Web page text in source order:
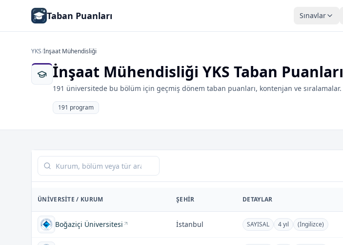
Taban Puanları Sınavlar
YKS/İnşaat Mühendisliği
İnşaat Mühendisliği YKS Taban Puanları
191 üniversitede bu bölüm için geçmiş dönem taban puanları, kontenjan ve sıralamalar.
191 program
Tabloda ara
ÜNIVERSITE / KURUM ŞEHIR DETAYLAR
Boğaziçi Üniversitesi İstanbul SAYISAL 4 yıl (İngilizce)